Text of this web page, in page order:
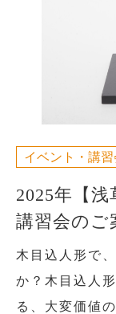
イベント・講習
2025年【
講習会の
木目込人形で
か？木目込人
る、大変価値